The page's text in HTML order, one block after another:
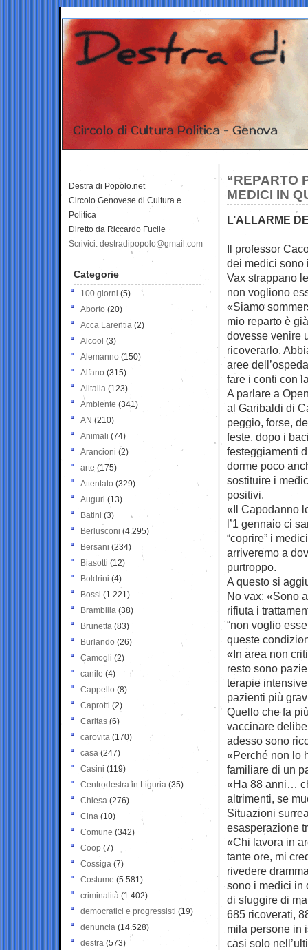
“REPARTO
MEDICI IN
L’ALLARME
Il professor
dei medici sono
Vax strappano
non vogliono
«Siamo
mio reparto è
dovesse venire
ricoverarlo.
aree
fare i conti con
A parlare a
al Garibaldi di
peggio, forse,
feste, dopo i
festeggiamenti
dorme poco
sostituire i
positivi.
«Il Capodanno
l’1 gennaio ci
“coprire” i
arriveremo a
purtroppo.
A questo si
No vax: «Sono
rifiuta i
“non voglio
queste
«In area non
resto sono
terapie
pazienti più
Quello che fa
vaccinare
adesso sono
«Perché non lo
familiare di un
«Ha 88 anni…
altrimenti, se
Situazioni
esasperazione
«Chi lavora in
tante ore, mi
rivedere
sono i medici in
di sfuggire di
685 ricoverati,
mila persone in
casi solo
Destra di Popolo.net
Circolo Genovese di Cultura e
Politica
Diretto da Riccardo Fucile
Scrivici: destradipopolo@gmail.com
Categorie
100 giorni (5)
Aborto (20)
Acca Larentia (2)
Alcool (3)
Alemanno (150)
Alfano (315)
Alitalia (123)
Ambiente (341)
AN (210)
Animali (74)
Arancioni (2)
arte (175)
Attentato (329)
Auguri (13)
Batini (3)
Berlusconi (4.295)
Bersani (234)
Biasotti (12)
Boldrini (4)
Bossi (1.221)
Brambilla (38)
Brunetta (83)
Burlando (26)
Camogli (2)
canile (4)
Cappello (8)
Caprotti (2)
Caritas (6)
carovita (170)
casa (247)
Casini (119)
Centrodestra in Liguria (35)
Chiesa (276)
Cina (10)
Comune (342)
Coop (7)
Cossiga (7)
Costume (5.581)
criminalità (1.402)
democratici e progressisti (19)
denuncia (14.528)
destra (573)